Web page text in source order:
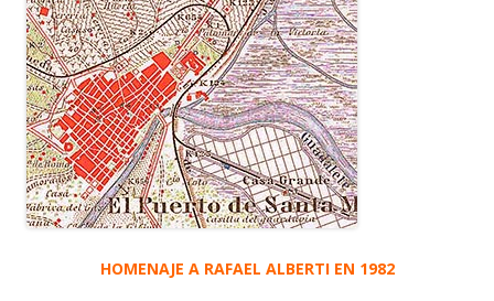
HOMENAJE A RAFAEL ALBERTI EN 1982